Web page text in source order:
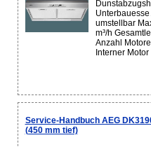
umstellbar
m³/h
Anzahl
Interner
Service-Handbuch AEG
(450 mm tief)